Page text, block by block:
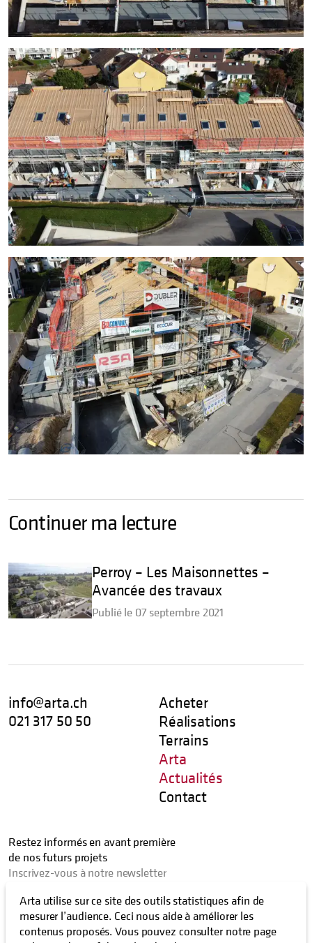
Continuer ma lecture
Perroy – Les Maisonnettes –
Avancée des travaux
Publié le 07 septembre 2021
info@arta.ch
021 317 50 50
Acheter
Réalisations
Terrains
Arta
Actualités
Contact
Restez informés en avant première
de nos futurs projets
Inscrivez-vous à notre newsletter
J’autorise que les activités liées à mon email soient enregistrées
Arta utilise sur ce site des outils statistiques afin de
mesurer l’audience. Ceci nous aide à améliorer les
contenus proposés. Vous pouvez consulter notre page